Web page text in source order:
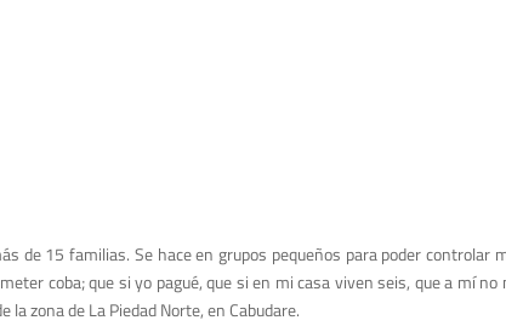
de 15 familias. Se hace en grupos pequeños para poder controlar
coba; que si yo pagué, que si en mi casa viven seis, que a mí
la zona de La Piedad Norte, en Cabudare.